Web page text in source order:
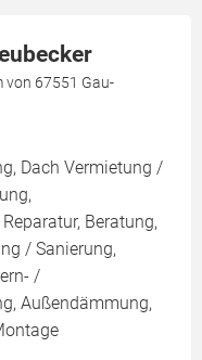
von 67551 Gau-
Dach Vermietung /
Beratung,
/ Sanierung,
/
Außendämmung,